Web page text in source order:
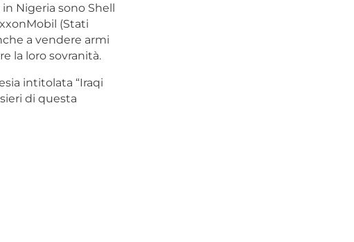
Nigeria sono Shell
(Stati
a vendere armi
la loro sovranità.
intitolata “Iraqi
di questa